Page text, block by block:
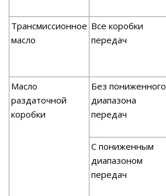
Трансмиссионное
масло
Все коробки
передач
Масло
раздаточной
коробки
Без пониженного
диапазона
передач
С пониженным
диапазоном
передач